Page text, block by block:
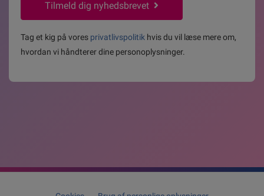
Tilmeld dig nyhedsbrevet
Tag et kig på vores privatlivspolitik hvis du vil læse mere om,
hvordan vi håndterer dine personoplysninger.